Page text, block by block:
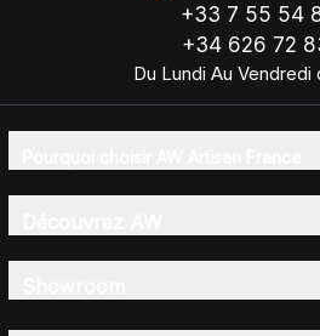
+33 7 55 54
+34 626 72
Du Lundi Au Vendredi